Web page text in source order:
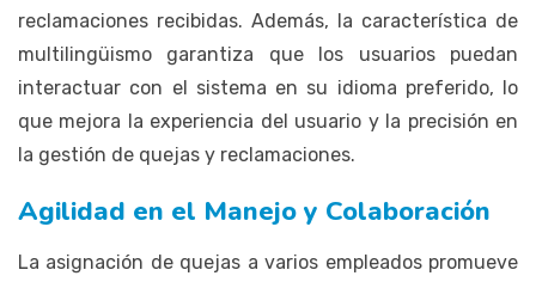
reclamaciones recibidas. Además, la característica de
multilingüismo garantiza que los usuarios puedan
interactuar con el sistema en su idioma preferido, lo
que mejora la experiencia del usuario y la precisión en
la gestión de quejas y reclamaciones.
Agilidad en el Manejo y Colaboración
La asignación de quejas a varios empleados promueve